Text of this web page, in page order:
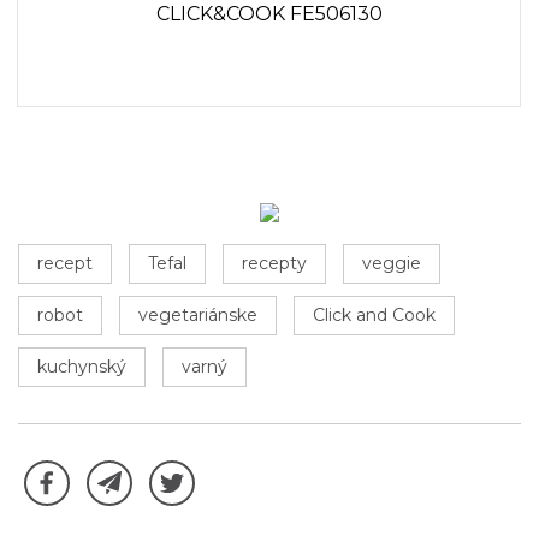
CLICK&COOK FE506130
recept Tefal recepty veggie
robot vegetariánske Click and Cook
kuchynský varný